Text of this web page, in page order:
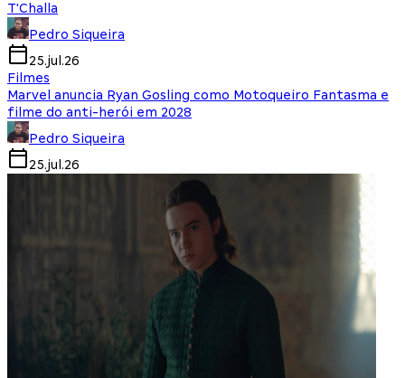
T'Challa
Pedro Siqueira
25.jul.26
Filmes
Marvel anuncia Ryan Gosling como Motoqueiro Fantasma e
filme do anti-herói em 2028
Pedro Siqueira
25.jul.26